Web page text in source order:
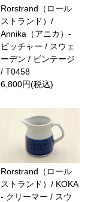
Rorstrand（ロール
ストランド）/
Annika（アニカ）-
ピッチャー / スウェ
ーデン / ビンテージ
/ T0458
6,800円(税込)
Rorstrand（ロール
ストランド）/ KOKA
- クリーマー / スウ